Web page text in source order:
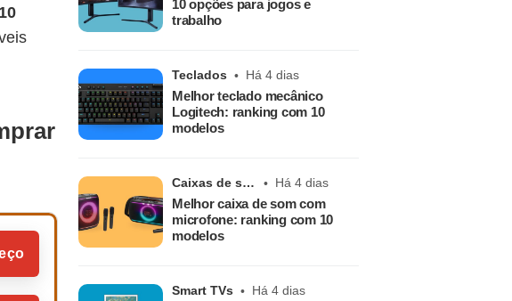
10
10 opções para jogos e
trabalho
Teclados Há 4 dias
Melhor teclado mecânico
Logitech: ranking com 10
modelos
Caixas de som Há 4 dias
Melhor caixa de som com
microfone: ranking com 10
modelos
Smart TVs Há 4 dias